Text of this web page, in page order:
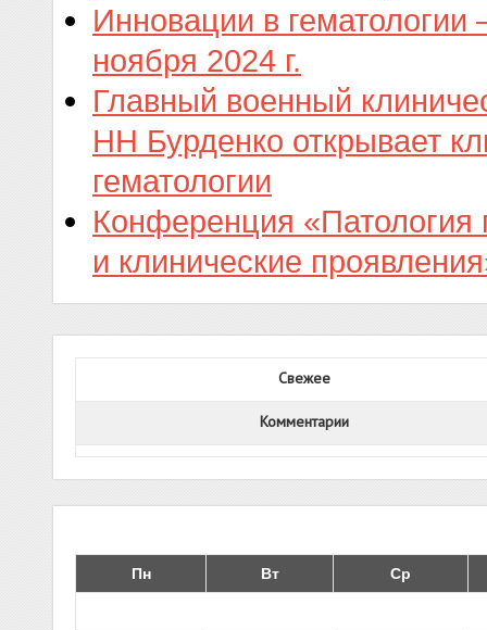
Инновации в гематологии
ноября 2024 г.
Главный военный
НН Бурденко открывает
гематологии
Конференция «Патология
и клинические
Свежее
Комментарии
Пн Вт Ср